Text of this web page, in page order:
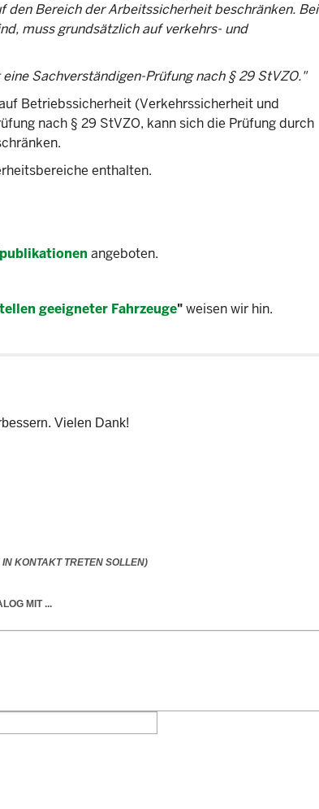
den Bereich der Arbeitssicherheit beschränken. Bei
muss grundsätzlich auf verkehrs- und
Sachverständigen-Prüfung nach § 29 StVZO."
Betriebssicherheit (Verkehrssicherheit und
nach § 29 StVZO, kann sich die Prüfung durch
enthalten.
angeboten.
geeigneter Fahrzeuge"weisen wir hin.